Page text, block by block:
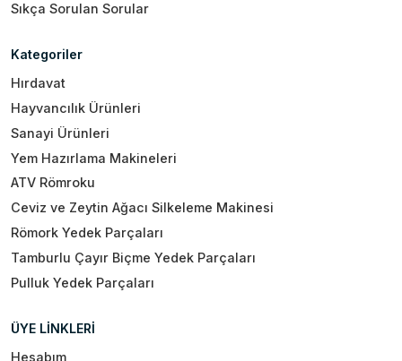
Sıkça Sorulan Sorular
Kategoriler
Hırdavat
Hayvancılık Ürünleri
Sanayi Ürünleri
Yem Hazırlama Makineleri
ATV Römroku
Ceviz ve Zeytin Ağacı Silkeleme Makinesi
Römork Yedek Parçaları
Tamburlu Çayır Biçme Yedek Parçaları
Pulluk Yedek Parçaları
ÜYE LİNKLERİ
Hesabım